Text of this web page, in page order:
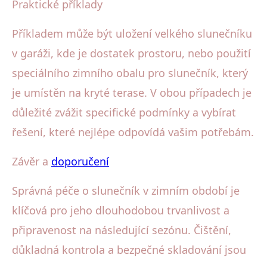
Praktické příklady
Příkladem může být uložení velkého slunečníku
v garáži, kde je dostatek prostoru, nebo použití
speciálního zimního obalu pro slunečník, který
je umístěn na kryté terase. V obou případech je
důležité zvážit specifické podmínky a vybírat
řešení, které nejlépe odpovídá vašim potřebám.
Závěr a doporučení
Správná péče o slunečník v zimním období je
klíčová pro jeho dlouhodobou trvanlivost a
připravenost na následující sezónu. Čištění,
důkladná kontrola a bezpečné skladování jsou